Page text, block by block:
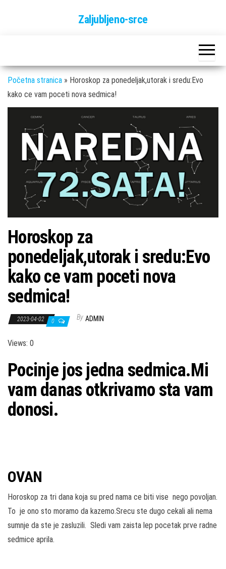
Zaljubljeno-srce
Početna stranica » Horoskop za ponedeljak,utorak i sredu:Evo
kako ce vam poceti nova sedmica!
Horoskop za
ponedeljak,utorak i sredu:Evo
kako ce vam poceti nova
sedmica!
2023-04-02 0 By ADMIN
Views: 0
Pocinje jos jedna sedmica.Mi
vam danas otkrivamo sta vam
donosi.
OVAN
Horoskop za tri dana koja su pred nama ce biti vise nego povoljan.
To je ono sto moramo da kazemo.Srecu ste dugo cekali ali nema
sumnje da ste je zasluzili. Sledi vam zaista lep pocetak prve radne
sedmice aprila.